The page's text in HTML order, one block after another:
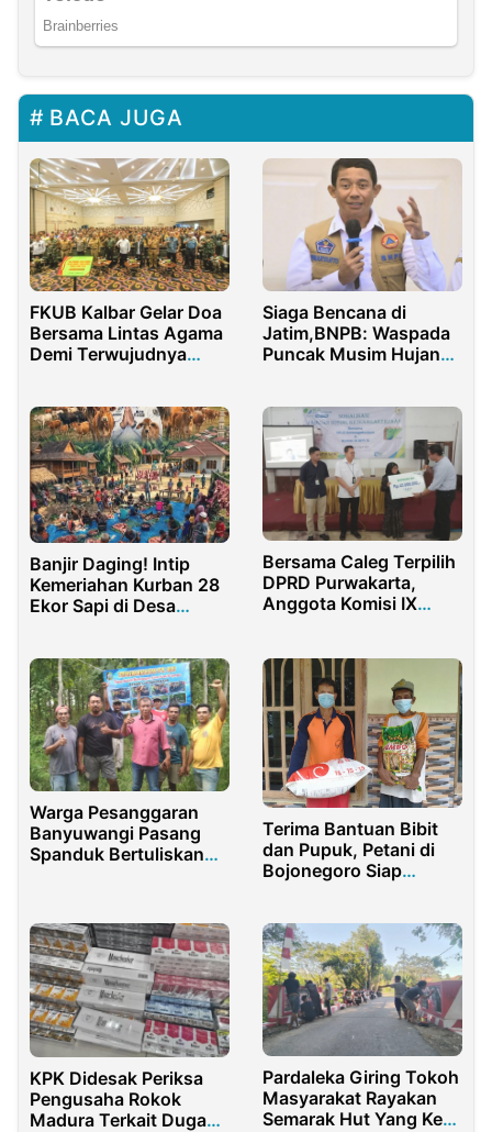
BACA JUGA
FKUB Kalbar Gelar Doa
Bersama Lintas Agama
Demi Terwujudnya
Siaga Bencana di
Jatim,BNPB: Waspada
Puncak Musim Hujan
Banjir Daging! Intip
Kemeriahan Kurban 28
Ekor Sapi di Desa
Bersama Caleg Terpilih
DPRD Purwakarta,
Anggota Komisi IX
BPJamsostek
Warga Pesanggaran
Banyuwangi Pasang
Spanduk Bertuliskan
Terima Bantuan Bibit
dan Pupuk, Petani di
Bojonegoro Siap
KPK Didesak Periksa
Pengusaha Rokok
Madura Terkait Dugaan
Pardaleka Giring Tokoh
Masyarakat Rayakan
Semarak Hut Yang Ke-